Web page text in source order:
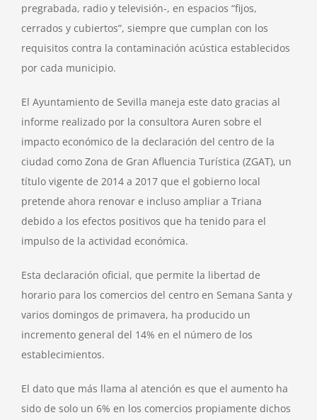
pregrabada, radio y televisión-, en espacios “fijos,
cerrados y cubiertos”, siempre que cumplan con los
requisitos contra la contaminación acústica establecidos
por cada municipio.
El Ayuntamiento de Sevilla maneja este dato gracias al
informe realizado por la consultora Auren sobre el
impacto económico de la declaración del centro de la
ciudad como Zona de Gran Afluencia Turística (ZGAT), un
título vigente de 2014 a 2017 que el gobierno local
pretende ahora renovar e incluso ampliar a Triana
debido a los efectos positivos que ha tenido para el
impulso de la actividad económica.
Esta declaración oficial, que permite la libertad de
horario para los comercios del centro en Semana Santa y
varios domingos de primavera, ha producido un
incremento general del 14% en el número de los
establecimientos.
El dato que más llama al atención es que el aumento ha
sido de solo un 6% en los comercios propiamente dichos